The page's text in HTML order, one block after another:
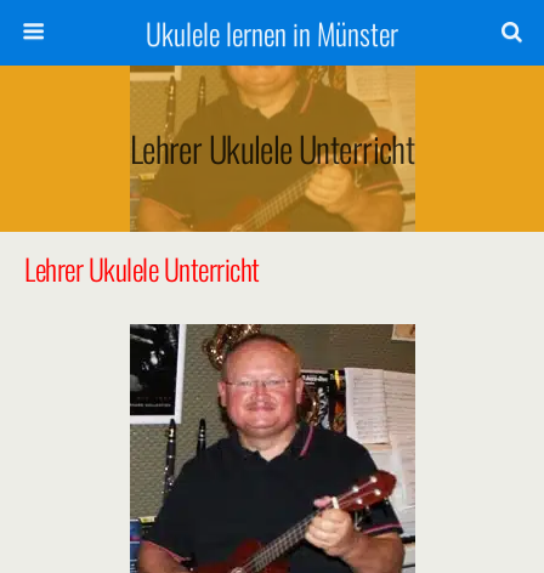
Ukulele lernen in Münster
Lehrer Ukulele Unterricht
Lehrer Ukulele Unterricht